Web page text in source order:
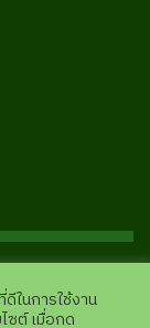
Site Pages View
ในการใช้งาน
ซต์ เมื่อกด